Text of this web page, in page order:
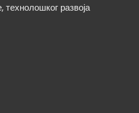
технолошког развоја